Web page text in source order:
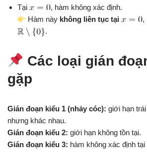
Tại
, hàm không xác định.
Hàm này không liên tục tại
,
.
Các loại gián
gặp
Gián đoạn kiểu 1 (nhảy cóc): giới hạn
nhưng khác nhau.
Gián đoạn kiểu 2: giới hạn không tồn tại.
Gián đoạn kiểu 3: hàm không xác định tại